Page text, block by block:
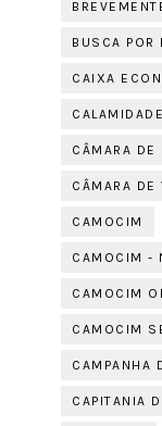
BUSCA POR
CAIXA
CÂMARA DE
CÂMARA DE
CAMOCIM
CAMOCIM -
CAMOCIM
CAMOCIM
CAMPANHA
CAPITANIA